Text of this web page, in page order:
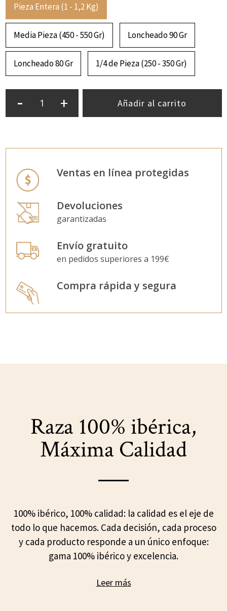
Pieza Entera (1 - 1,2 Kg)
Media Pieza (450 - 550 Gr) Loncheado 90 Gr
Loncheado 80 Gr 1/4 de Pieza (250 - 350 Gr)
- + Añadir al carrito
Ventas en línea protegidas
Devoluciones
garantizadas
Envío gratuito
en pedidos superiores a 199€
Compra rápida y segura
Raza 100% ibérica,
Máxima Calidad
100% ibérico, 100% calidad: la calidad es el eje de
todo lo que hacemos. Cada decisión, cada proceso
y cada producto responde a un único enfoque:
gama 100% ibérico y excelencia.
Leer más